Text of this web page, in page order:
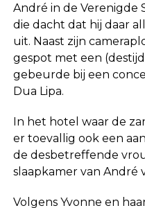
André in de Verenigde
die dacht dat hij daar
uit. Naast zijn
gespot met een
gebeurde bij een
Dua Lipa.
In het hotel waar de
er toevallig ook een
de desbetreffende
slaapkamer van André
Volgens Yvonne en